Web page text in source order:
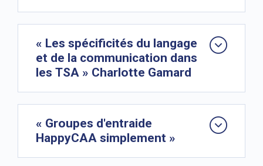
« Les spécificités du langage
et de la communication dans
les TSA » Charlotte Gamard
« Groupes d'entraide
HappyCAA simplement »